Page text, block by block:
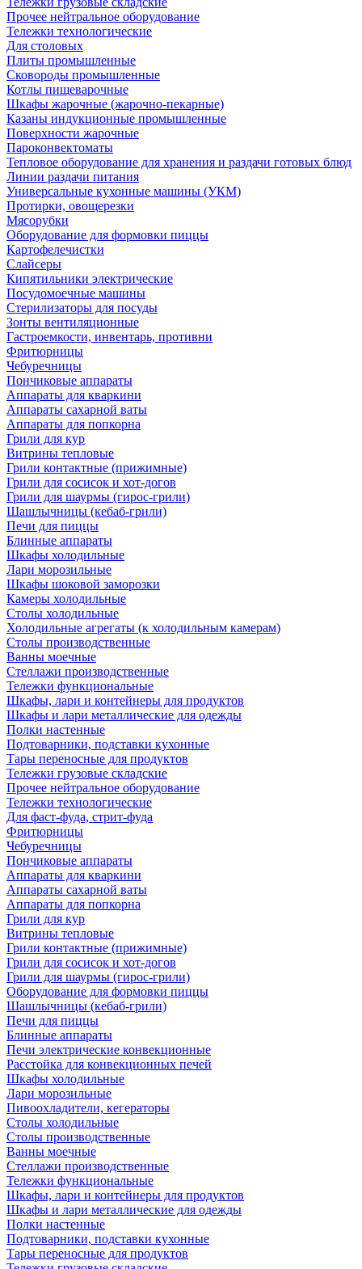
Прочее нейтральное оборудование
Тележки технологические
Для столовых
Плиты промышленные
Сковороды промышленные
Котлы пищеварочные
Шкафы жарочные (жарочно-пекарные)
Казаны индукционные промышленные
Поверхности жарочные
Пароконвектоматы
Тепловое оборудование для хранения и раздачи готовых блюд
Линии раздачи питания
Универсальные кухонные машины (УКМ)
Протирки, овощерезки
Мясорубки
Оборудование для формовки пиццы
Картофелечистки
Слайсеры
Кипятильники электрические
Посудомоечные машины
Стерилизаторы для посуды
Зонты вентиляционные
Гастроемкости, инвентарь, противни
Фритюрницы
Чебуречницы
Пончиковые аппараты
Аппараты для кваркини
Аппараты сахарной ваты
Аппараты для попкорна
Грили для кур
Витрины тепловые
Грили контактные (прижимные)
Грили для сосисок и хот-догов
Грили для шаурмы (гирос-грили)
Шашлычницы (кебаб-грили)
Печи для пиццы
Блинные аппараты
Шкафы холодильные
Лари морозильные
Шкафы шоковой заморозки
Камеры холодильные
Столы холодильные
Холодильные агрегаты (к холодильным камерам)
Столы производственные
Ванны моечные
Стеллажи производственные
Тележки функциональные
Шкафы, лари и контейнеры для продуктов
Шкафы и лари металлические для одежды
Полки настенные
Подтоварники, подставки кухонные
Тары переносные для продуктов
Тележки грузовые складские
Прочее нейтральное оборудование
Тележки технологические
Для фаст-фуда, стрит-фуда
Фритюрницы
Чебуречницы
Пончиковые аппараты
Аппараты для кваркини
Аппараты сахарной ваты
Аппараты для попкорна
Грили для кур
Витрины тепловые
Грили контактные (прижимные)
Грили для сосисок и хот-догов
Грили для шаурмы (гирос-грили)
Оборудование для формовки пиццы
Шашлычницы (кебаб-грили)
Печи для пиццы
Блинные аппараты
Печи электрические конвекционные
Расстойка для конвекционных печей
Шкафы холодильные
Лари морозильные
Пивоохладители, кегераторы
Столы холодильные
Столы производственные
Ванны моечные
Стеллажи производственные
Тележки функциональные
Шкафы, лари и контейнеры для продуктов
Шкафы и лари металлические для одежды
Полки настенные
Подтоварники, подставки кухонные
Тары переносные для продуктов